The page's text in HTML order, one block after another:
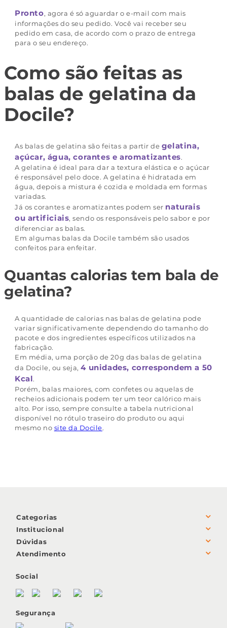
Pronto, agora é só aguardar o e-mail com mais
informações do seu pedido. Você vai receber seu
pedido em casa, de acordo com o prazo de entrega
para o seu endereço.
Como são feitas as
balas de gelatina da
Docile?
As balas de gelatina são feitas a partir de gelatina,
açúcar, água, corantes e aromatizantes.
A gelatina é ideal para dar a textura elástica e o açúcar
é responsável pelo doce. A gelatina é hidratada em
água, depois a mistura é cozida e moldada em formas
variadas.
Já os corantes e aromatizantes podem ser naturais
ou artificiais, sendo os responsáveis pelo sabor e por
diferenciar as balas.
Em algumas balas da Docile também são usados
confeitos para enfeitar.
Quantas calorias tem bala de
gelatina?
A quantidade de calorias nas balas de gelatina pode
variar significativamente dependendo do tamanho do
pacote e dos ingredientes específicos utilizados na
fabricação.
Em média, uma porção de 20g das balas de gelatina
da Docile, ou seja,4 unidades, correspondem a 50
Kcal.
Porém, balas maiores, com confetes ou aquelas de
recheios adicionais podem ter um teor calórico mais
alto. Por isso, sempre consulte a tabela nutricional
disponível no rótulo traseiro do produto ou aqui
mesmo no site da Docile.
Categorias
+
Institucional
+
Código de ética
Dúvidas +
Poítica de privacidade
Atendimento +
(51) 3726.2600
Segunda à sexta-feira
sac@docile.com.br
Social
Segurança